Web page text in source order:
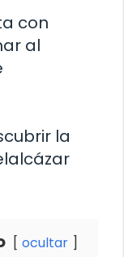
con
al
la
ocultar